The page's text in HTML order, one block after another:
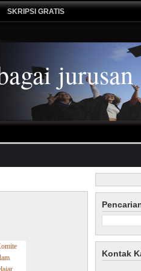
SKRIPSI GRATIS
jurusan
Kontak